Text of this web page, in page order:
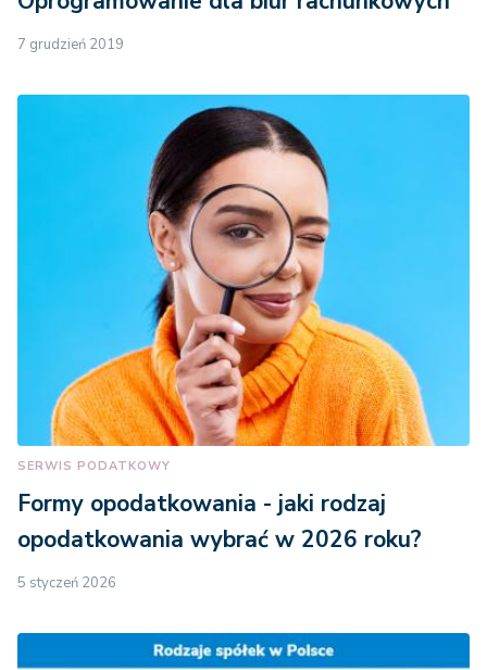
7 grudzień 2019
SERWIS PODATKOWY
Formy opodatkowania - jaki rodzaj
opodatkowania wybrać w 2026 roku?
5 styczeń 2026